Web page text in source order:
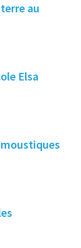
au
Elsa